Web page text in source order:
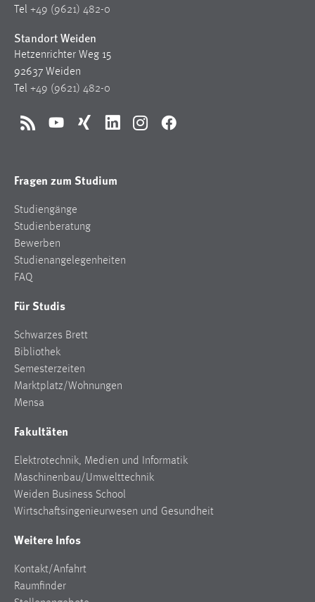
Tel +49 (9621) 482-0
Standort Weiden
Hetzenrichter Weg 15
92637 Weiden
Tel +49 (9621) 482-0
RSS YouTubeXing LinkedInInstagramFacebook
Fragen zum Studium
Studiengänge
Studienberatung
Bewerben
Studienangelegenheiten
FAQ
Für Studis
Schwarzes Brett
Bibliothek
Semesterzeiten
Marktplatz/Wohnungen
Mensa
Fakultäten
Elektrotechnik, Medien und Informatik
Maschinenbau/Umwelttechnik
Weiden Business School
Wirtschaftsingenieurwesen und Gesundheit
Weitere Infos
Kontakt/Anfahrt
Raumfinder